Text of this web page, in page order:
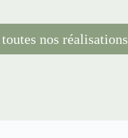
nos réalisations